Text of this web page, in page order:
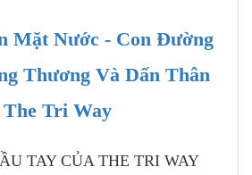
Mặt Nước - Con Đường
Thương Và Dấn Thân
The Tri Way
TAY CỦA THE TRI WAY